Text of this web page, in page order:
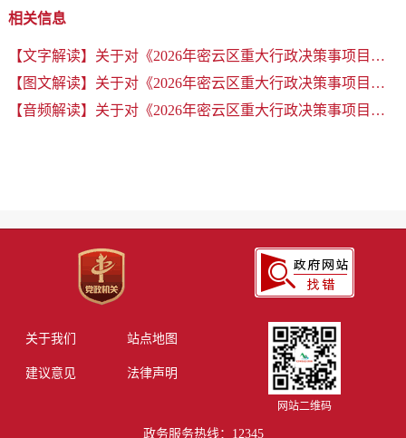
相关信息
【文字解读】关于对《2026年密云区重大行政决策事项目录》 的解读
【图文解读】关于对《2026年密云区重大行政决策事项目录》 的解读
【音频解读】关于对《2026年密云区重大行政决策事项目录》 的解读
关于我们 站点地图
建议意见 法律声明
网站二维码
政务服务热线：12345